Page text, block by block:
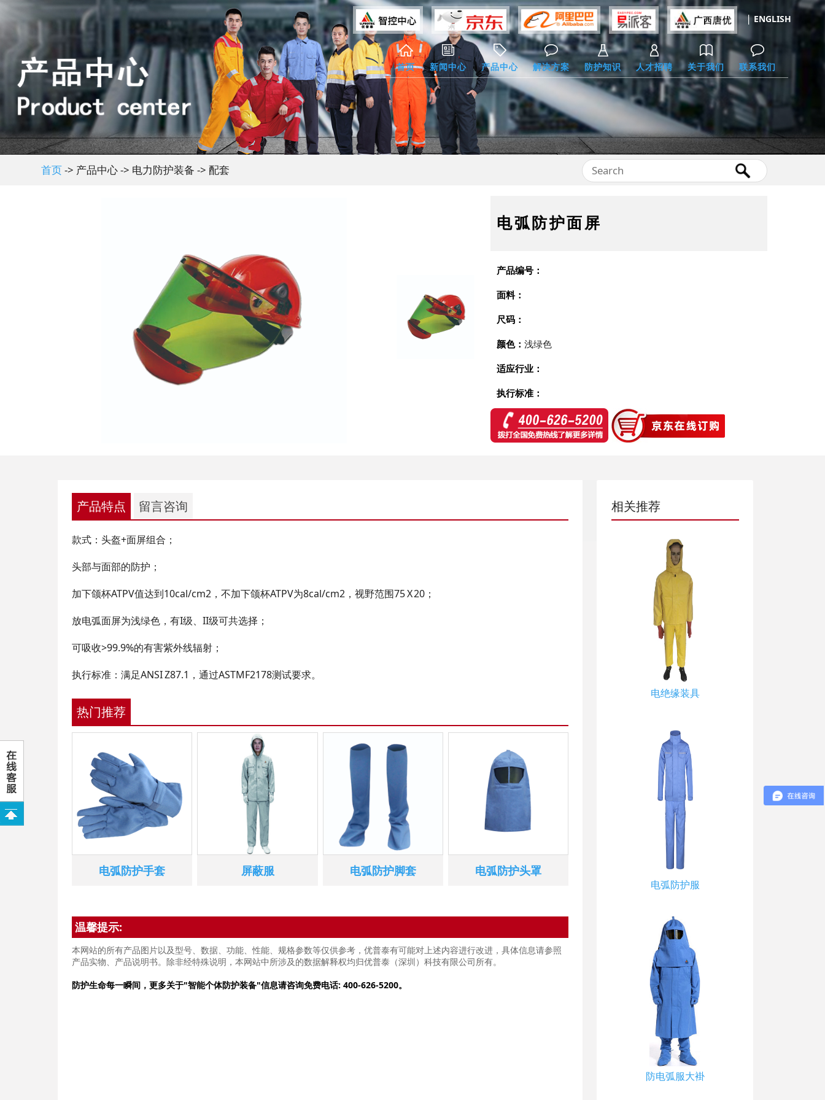
加载中请稍后 ...
|ENGLISH
首页 新闻中心 产品中心 解决方案 防护知识 人才招聘 关于我们 联系我们
首页-> 产品中心 -> 电力防护装备 -> 配套
电弧防护面屏
产品编号：
面料：
尺码：
颜色：浅绿色
适应行业：
执行标准：
产品特点 留言咨询
款式：头盔+面屏组合；
头部与面部的防护；
加下颌杯ATPV值达到10cal/cm2，不加下颌杯ATPV为8cal/cm2，视野范围75 X 20；
放电弧面屏为浅绿色，有I级、II级可共选择；
可吸收>99.9%的有害紫外线辐射；
执行标准：满足ANSI Z87.1，通过ASTMF2178测试要求。
热门推荐
电弧防护手套 屏蔽服 电弧防护脚套 电弧防护头罩
温馨提示:
本网站的所有产品图片以及型号、数据、功能、性能、规格参数等仅供参考，优普泰有可能对上述内容进行改进，具体信息请参照
产品实物、产品说明书。除非经特殊说明，本网站中所涉及的数据解释权均归优普泰（深圳）科技有限公司所有。
防护生命每一瞬间，更多关于"智能个体防护装备"信息请咨询免费电话: 400-626-5200。
相关推荐
电绝缘装具
电弧防护服
防电弧服大褂